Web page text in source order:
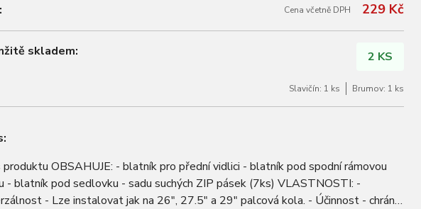
Cena včetně DPH 229 Kč
skladem: 2 KS
Slavičín: 1 ks Brumov: 1 ks
produktu OBSAHUJE: - blatník pro přední vidlici - blatník pod spodní rámovou
- blatník pod sedlovku - sadu suchých ZIP pásek (7ks) VLASTNOSTI: -
- Lze instalovat jak na 26", 27.5" a 29" palcová kola. - Účinnost - chrání